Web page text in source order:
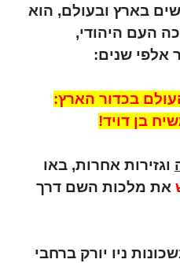
בארץ ובעולם, הוא
העם היהודי,
אלפי שנים:
בכדור הארץ:
בן דויד!
וגזירות אחרות, באו
את מלכות השם דרך
ניו יורק ברחבי